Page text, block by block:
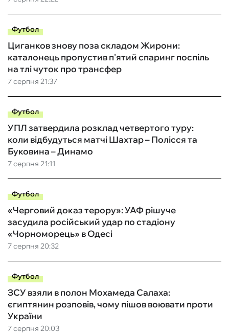
Футбол
7 серпня 21:37
Циганков знову поза складом Жирони:
каталонець пропустив п'ятий спаринг поспіль
на тлі чуток про трансфер
Футбол
7 серпня 21:11
УПЛ затвердила розклад четвертого туру:
коли відбудуться матчі Шахтар – Полісся та
Буковина – Динамо
Футбол
7 серпня 20:32
«Черговий доказ терору»: УАФ рішуче
засудила російський удар по стадіону
«Чорноморець» в Одесі
Футбол
7 серпня 20:03
ЗСУ взяли в полон Мохамеда Салаха:
єгиптянин розповів, чому пішов воювати проти
України